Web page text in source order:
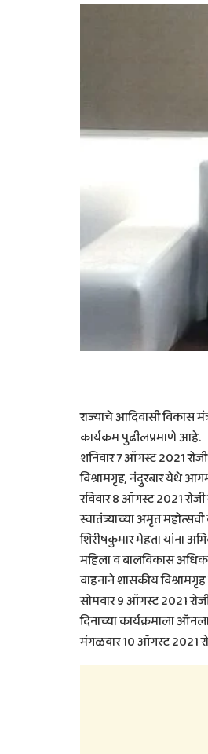
राज्याचे आदिवासी विकास
कार्यक्रम पुढीलप्रमाणे आहे.
शनिवार 7 ऑगस्ट 2021
विश्रामगृह, नंदुरबार येथे
रविवार 8 ऑगस्ट 2021
स्वातंत्र्याच्या अमृत महोत्सवी
शिरीषकुमार मेहता यांना
महिला व बालविकास
वाहनाने शासकीय
सोमवार 9 ऑगस्ट 2021
दिनाच्या कार्यक्रमाला
मंगळवार 10 ऑगस्ट 2021